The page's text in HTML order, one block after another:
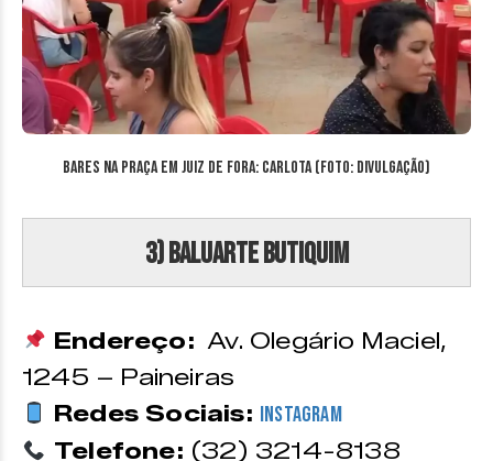
Bares na Praça em Juiz de Fora: Carlota (Foto: divulgação)
3) Baluarte Butiquim
Endereço: Av. Olegário Maciel,
1245 – Paineiras
Redes Sociais: Instagram
Telefone: (32) 3214-8138